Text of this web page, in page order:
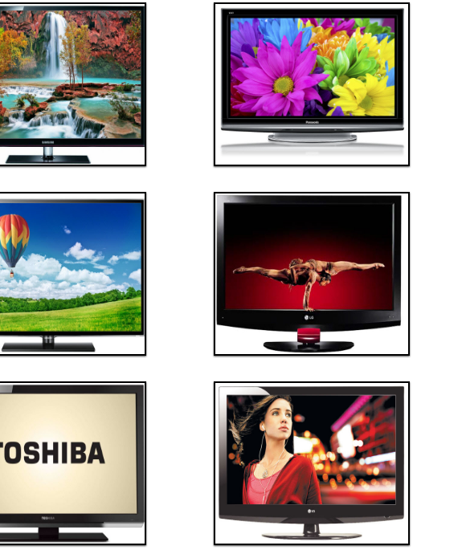
Tivi 1
Giá: 50,000,000 VND
Xem chi tiết
Đặt hàng
Thanh toán ngay
Tivi 2
Giá: 40,000,000 VND
Xem chi tiết
Đặt hàng
Thanh toán ngay
Tivi 4
Giá: 70,000,000 VND
Xem chi tiết
Đặt hàng
Thanh toán ngay
Tivi 5
Giá: 100,000,000 VND
Xem chi tiết
Đặt hàng
Thanh toán ngay
Tivi 7
Đặt hàng
Giá: 60,000,000 VND
Xem chi tiết
Đặt hàng
Thanh toán ngay